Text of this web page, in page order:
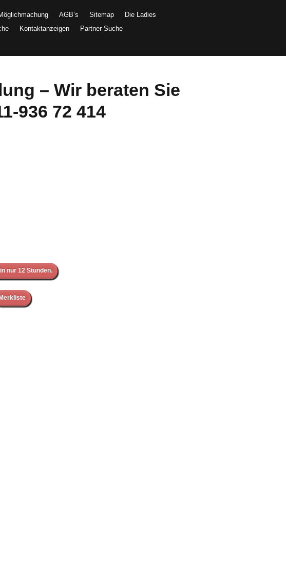
AGB’s Sitemap
Die Ladies
Kontaktanzeigen
Partner Suche
– Wir beraten Sie
936 72 414
nur 12 Stunden.
Merkliste